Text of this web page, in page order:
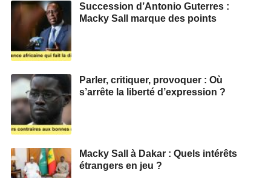
Succession d’Antonio Guterres :
Macky Sall marque des points
Parler, critiquer, provoquer : Où
s’arrête la liberté d’expression ?
Macky Sall à Dakar : Quels intérêts
étrangers en jeu ?